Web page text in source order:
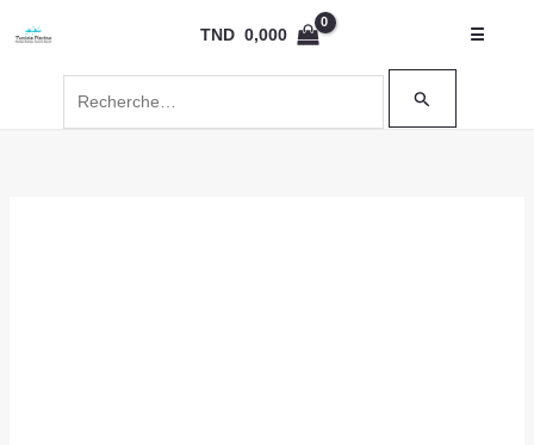
au
TND 0,000 ☰